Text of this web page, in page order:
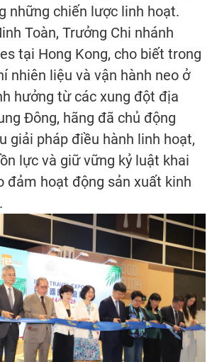
những chiến lược linh hoạt.
Toàn, Trưởng Chi nhánh
tại Hong Kong, cho biết trong
nhiên liệu và vận hành neo ở
hưởng từ các xung đột địa
Đông, hãng đã chủ động
giải pháp điều hành linh hoạt,
lực và giữ vững kỷ luật khai
đảm hoạt động sản xuất kinh